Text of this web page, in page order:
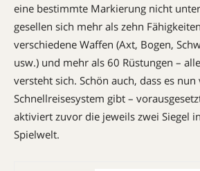
eine bestimmte Markierung nicht
gesellen sich mehr als zehn
verschiedene Waffen (Axt, Bogen,
usw.) und mehr als 60 Rüstungen –
versteht sich. Schön auch, dass es
Schnellreisesystem gibt –
aktiviert zuvor die jeweils zwei Siegel
Spielwelt.